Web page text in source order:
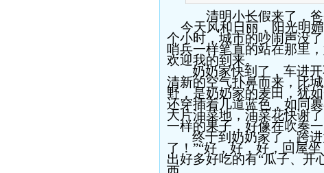
清明小长假来了，
今天风和日丽，阳光明
个小时，城市的吵闹声没
哨兵一样笔直的站在那里
欢迎我的到来。
奶奶家快到了，车进
清新的空气扑鼻而来，比
野，是奶奶家的麦田，犹
还穿插着几道蓝色，如同
大片油菜地，油菜花快谢
一样的果子，好像在吹奏一
终于到奶奶家了，跨
了！”“好，好，好，回屋
出好多好吃的有“瓜子、开